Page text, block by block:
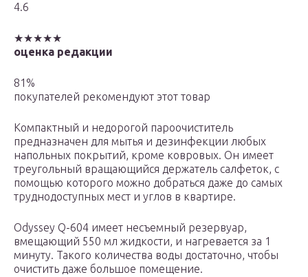
4.6
★★★★★
оценка редакции
81%
покупателей рекомендуют этот товар
Компактный и недорогой пароочиститель
предназначен для мытья и дезинфекции любых
напольных покрытий, кроме ковровых. Он имеет
треугольный вращающийся держатель салфеток, с
помощью которого можно добраться даже до самых
труднодоступных мест и углов в квартире.
Odyssey Q-604 имеет несъемный резервуар,
вмещающий 550 мл жидкости, и нагревается за 1
минуту. Такого количества воды достаточно, чтобы
очистить даже большое помещение.